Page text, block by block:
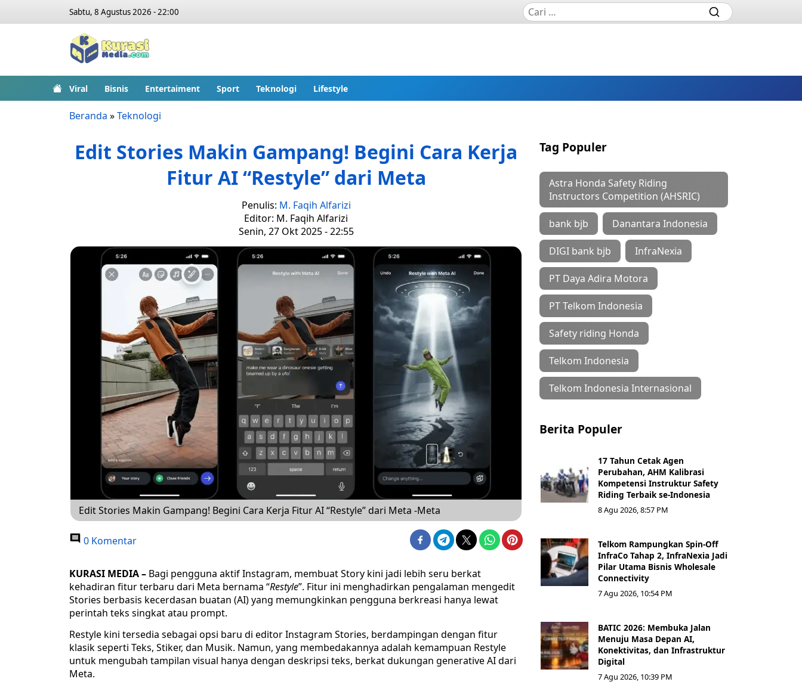
Sabtu, 8 Agustus 2026 - 22:00
Viral Bisnis Entertaiment Sport Teknologi Lifestyle
Beranda »Teknologi
Edit Stories Makin Gampang! Begini Cara Kerja
Fitur AI “Restyle” dari Meta
Penulis: M. Faqih Alfarizi
Editor: M. Faqih Alfarizi
Senin, 27 Okt 2025 - 22:55
Edit Stories Makin Gampang! Begini Cara Kerja Fitur AI “Restyle” dari Meta -Meta
0 Komentar
KURASI MEDIA – Bagi pengguna aktif Instagram, membuat Story kini jadi lebih seru berkat
kehadiran fitur terbaru dari Meta bernama “Restyle”. Fitur ini menghadirkan pengalaman mengedit
Stories berbasis kecerdasan buatan (AI) yang memungkinkan pengguna berkreasi hanya lewat
perintah teks singkat atau prompt.
Restyle kini tersedia sebagai opsi baru di editor Instagram Stories, berdampingan dengan fitur
klasik seperti Teks, Stiker, dan Musik. Namun, yang membedakannya adalah kemampuan Restyle
untuk mengubah tampilan visual hanya dengan deskripsi teks, berkat dukungan generative AI dari
Meta.
Tag Populer
Astra Honda Safety Riding
Instructors Competition (AHSRIC)
bank bjb Danantara Indonesia
DIGI bank bjb InfraNexia
PT Daya Adira Motora
PT Telkom Indonesia
Safety riding Honda
Telkom Indonesia
Telkom Indonesia Internasional
Berita Populer
17 Tahun Cetak Agen
Perubahan, AHM Kalibrasi
Kompetensi Instruktur Safety
Riding Terbaik se-Indonesia
8 Agu 2026, 8:57 PM
Telkom Rampungkan Spin-Off
InfraCo Tahap 2, InfraNexia Jadi
Pilar Utama Bisnis Wholesale
Connectivity
7 Agu 2026, 10:54 PM
BATIC 2026: Membuka Jalan
Menuju Masa Depan AI,
Konektivitas, dan Infrastruktur
Digital
7 Agu 2026, 10:39 PM